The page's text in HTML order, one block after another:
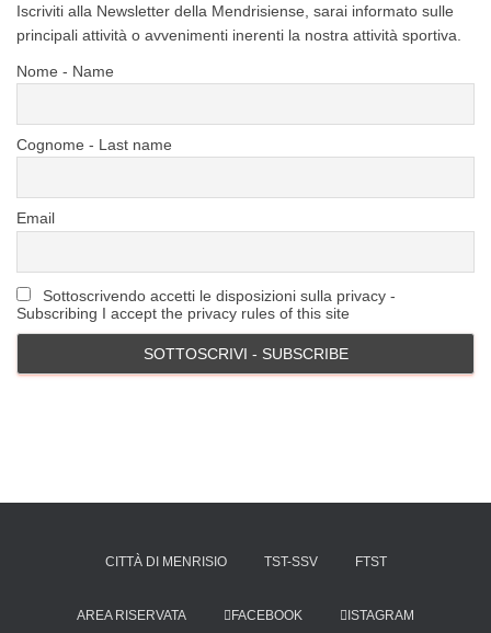
Iscriviti alla Newsletter della Mendrisiense, sarai informato sulle
principali attività o avvenimenti inerenti la nostra attività sportiva.
Nome - Name
Cognome - Last name
Email
Sottoscrivendo accetti le disposizioni sulla privacy -
Subscribing I accept the privacy rules of this site
CITTÀ DI MENRISIO TST-SSV FTST
AREA RISERVATA FACEBOOK ISTAGRAM